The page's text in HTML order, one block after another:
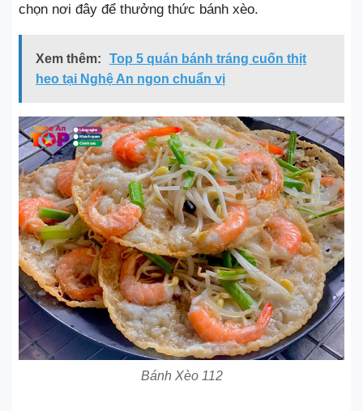
chọn nơi đây để thưởng thức bánh xèo.
Xem thêm:
Top 5 quán bánh tráng cuốn thịt
heo tại Nghệ An ngon chuẩn vị
Bánh Xèo 112